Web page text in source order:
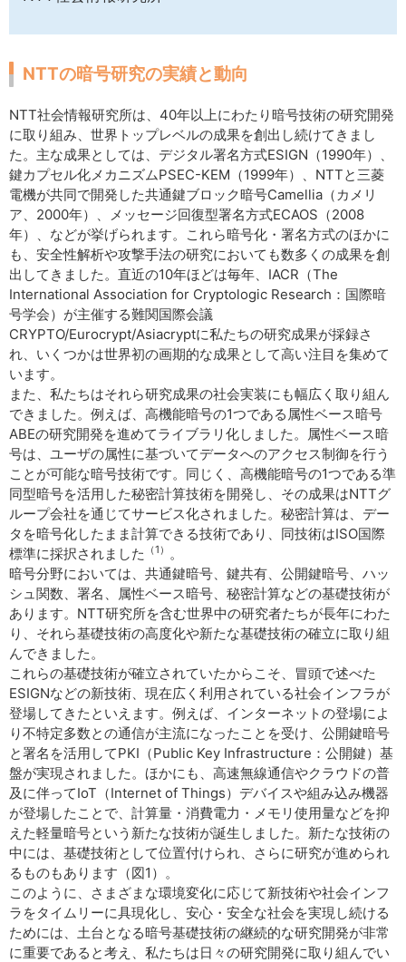
NTTの暗号研究の実績と動向
NTT社会情報研究所は、40年以上にわたり暗号技術の研究開発
に取り組み、世界トップレベルの成果を創出し続けてきまし
た。主な成果としては、デジタル署名方式ESIGN（1990年）、
鍵カプセル化メカニズムPSEC-KEM（1999年）、NTTと三菱
電機が共同で開発した共通鍵ブロック暗号Camellia（カメリ
ア、2000年）、メッセージ回復型署名方式ECAOS（2008
年）、などが挙げられます。これら暗号化・署名方式のほかに
も、安全性解析や攻撃手法の研究においても数多くの成果を創
出してきました。直近の10年ほどは毎年、IACR（The
International Association for Cryptologic Research：国際暗
号学会）が主催する難関国際会議
CRYPTO/Eurocrypt/Asiacryptに私たちの研究成果が採録さ
れ、いくつかは世界初の画期的な成果として高い注目を集めて
います。
また、私たちはそれら研究成果の社会実装にも幅広く取り組ん
できました。例えば、高機能暗号の1つである属性ベース暗号
ABEの研究開発を進めてライブラリ化しました。属性ベース暗
号は、ユーザの属性に基づいてデータへのアクセス制御を行う
ことが可能な暗号技術です。同じく、高機能暗号の1つである準
同型暗号を活用した秘密計算技術を開発し、その成果はNTTグ
ループ会社を通じてサービス化されました。秘密計算は、デー
タを暗号化したまま計算できる技術であり、同技術はISO国際
標準に採択されました
（1） 。
暗号分野においては、共通鍵暗号、鍵共有、公開鍵暗号、ハッ
シュ関数、署名、属性ベース暗号、秘密計算などの基礎技術が
あります。NTT研究所を含む世界中の研究者たちが長年にわた
り、それら基礎技術の高度化や新たな基礎技術の確立に取り組
んできました。
これらの基礎技術が確立されていたからこそ、冒頭で述べた
ESIGNなどの新技術、現在広く利用されている社会インフラが
登場してきたといえます。例えば、インターネットの登場によ
り不特定多数との通信が主流になったことを受け、公開鍵暗号
と署名を活用してPKI（Public Key Infrastructure：公開鍵）基
盤が実現されました。ほかにも、高速無線通信やクラウドの普
及に伴ってIoT（Internet of Things）デバイスや組み込み機器
が登場したことで、計算量・消費電力・メモリ使用量などを抑
えた軽量暗号という新たな技術が誕生しました。新たな技術の
中には、基礎技術として位置付けられ、さらに研究が進められ
るものもあります（図1）。
このように、さまざまな環境変化に応じて新技術や社会インフ
ラをタイムリーに具現化し、安心・安全な社会を実現し続ける
ためには、土台となる暗号基礎技術の継続的な研究開発が非常
に重要であると考え、私たちは日々の研究開発に取り組んでい